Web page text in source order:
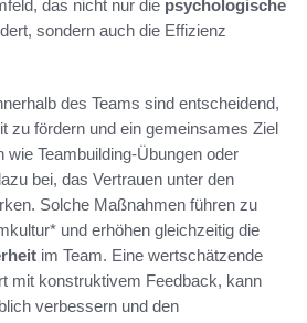
das nicht nur die psychologische
sondern auch die Effizienz
des Teams sind entscheidend,
zu fördern und ein gemeinsames Ziel
wie Teambuilding-Übungen oder
bei, das Vertrauen unter den
Solche Maßnahmen führen zu
und erhöhen gleichzeitig die
im Team. Eine wertschätzende
mit konstruktivem Feedback, kann
verbessern und den